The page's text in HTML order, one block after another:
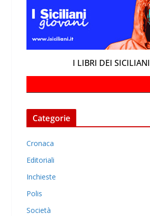
I LIBRI DEI SICILIANI
Categorie
Cronaca
Editoriali
Inchieste
Polis
Società